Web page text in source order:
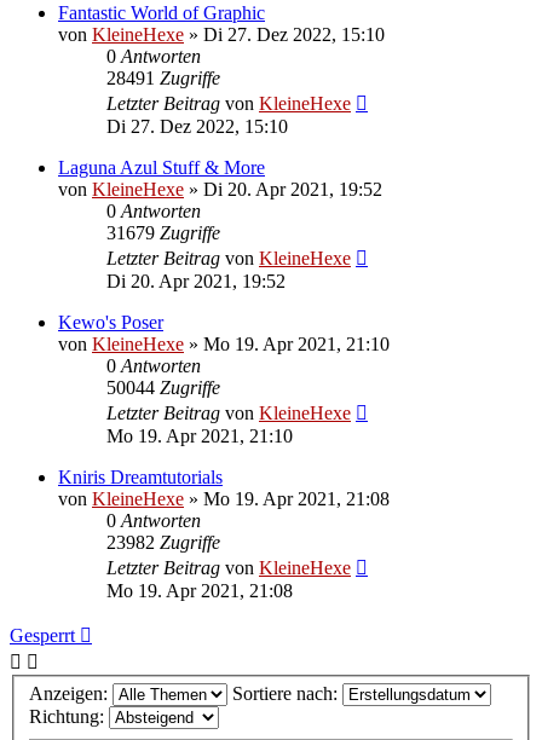
Fantastic World of Graphic
von KleineHexe » Di 27. Dez 2022, 15:10
0 Antworten
28491 Zugriffe
Letzter Beitrag von KleineHexe
Di 27. Dez 2022, 15:10
Laguna Azul Stuff & More
von KleineHexe » Di 20. Apr 2021, 19:52
0 Antworten
31679 Zugriffe
Letzter Beitrag von KleineHexe
Di 20. Apr 2021, 19:52
Kewo's Poser
von KleineHexe » Mo 19. Apr 2021, 21:10
0 Antworten
50044 Zugriffe
Letzter Beitrag von KleineHexe
Mo 19. Apr 2021, 21:10
Kniris Dreamtutorials
von KleineHexe » Mo 19. Apr 2021, 21:08
0 Antworten
23982 Zugriffe
Letzter Beitrag von KleineHexe
Mo 19. Apr 2021, 21:08
Gesperrt
Anzeigen:
Sortiere nach:
Richtung: